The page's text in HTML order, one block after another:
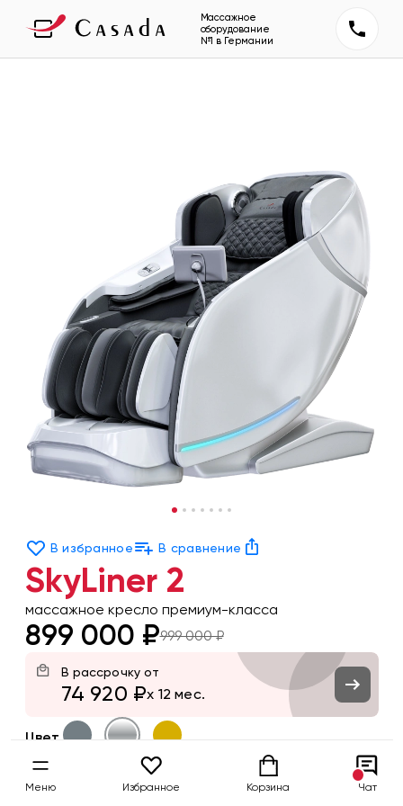
Массажное
оборудование
№1 в Германии
В избранное В сравнение
SkyLiner 2
массажное кресло премиум-класса
899 000 ₽999 000 ₽
В рассрочку от
74 920 ₽x 12 мес.
Цвет
Меню Избранное Корзина Чат